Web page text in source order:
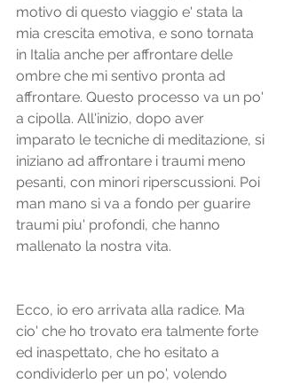
motivo di questo viaggio e' stata la
mia crescita emotiva, e sono tornata
in Italia anche per affrontare delle
ombre che mi sentivo pronta ad
affrontare. Questo processo va un po'
a cipolla. All'inizio, dopo aver
imparato le tecniche di meditazione, si
iniziano ad affrontare i traumi meno
pesanti, con minori riperscussioni. Poi
man mano si va a fondo per guarire
traumi piu' profondi, che hanno
mallenato la nostra vita.
Ecco, io ero arrivata alla radice. Ma
cio' che ho trovato era talmente forte
ed inaspettato, che ho esitato a
condividerlo per un po', volendo